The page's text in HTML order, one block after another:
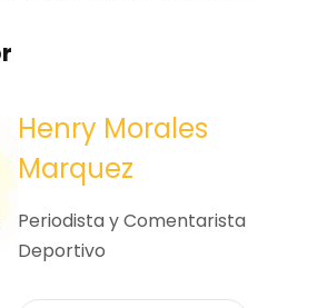
Henry Morales
Marquez
Periodista y Comentarista
Deportivo